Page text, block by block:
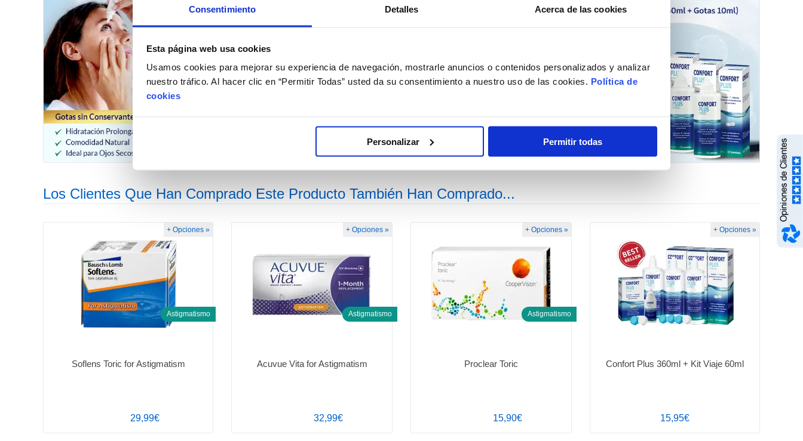
Consentimiento Detalles Acerca de las cookies
Esta página web usa cookies
Usamos cookies para mejorar su experiencia de navegación, mostrarle anuncios o contenidos personalizados y analizar
nuestro tráfico. Al hacer clic en “Permitir Todas” usted da su consentimiento a nuestro uso de las cookies. Política de
cookies
Personalizar Permitir todas
2,90€ 19,95€
Los Clientes Que Han Comprado Este Producto También Han Comprado...
Soflens Toric for Astigmatism
29,99€
Astigmatismo
+ Opciones »
Acuvue Vita for Astigmatism
32,99€
Astigmatismo
+ Opciones »
Proclear Toric
15,90€
Astigmatismo
+ Opciones »
Confort Plus 360ml + Kit Viaje 60ml
15,95€
+ Opciones »